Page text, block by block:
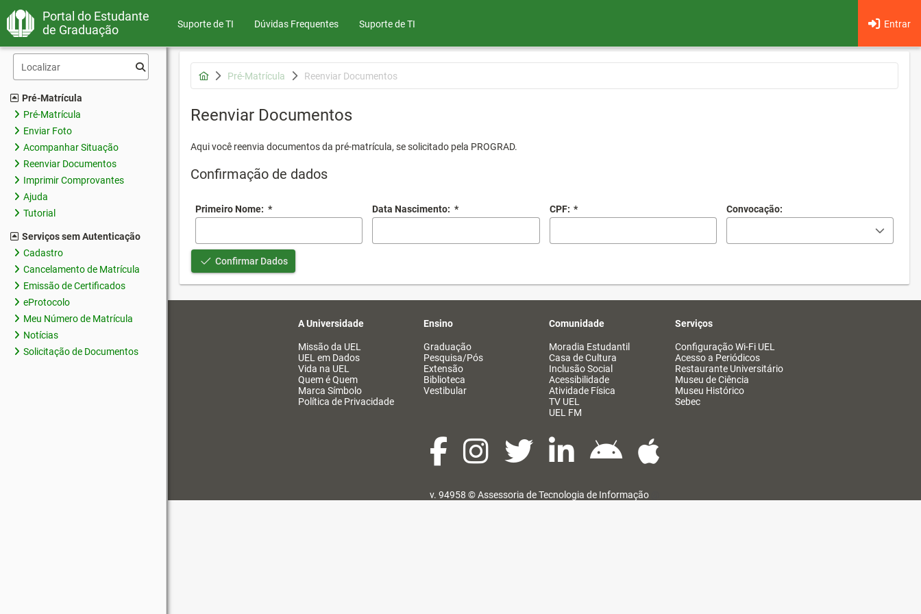
Portal do Estudante
de Graduação
Suporte de TI Dúvidas Frequentes Entrar
Suporte de TI
Pré-Matrícula
Pré-Matrícula
Enviar Foto
Acompanhar Situação
Reenviar Documentos
Imprimir Comprovantes
Ajuda
Tutorial
Serviços sem Autenticação
Cadastro
Cancelamento de Matrícula
Emissão de Certificados
eProtocolo
Meu Número de Matrícula
Notícias
Solicitação de Documentos
Pré-Matrícula Reenviar Documentos
Reenviar Documentos
Aqui você reenvia documentos da pré-matrícula, se solicitado pela PROGRAD.
Confirmação de dados
Primeiro Nome: * Data Nascimento: * CPF: * Convocação:
Confirmar Dados
A Universidade
Missão da UEL
UEL em Dados
Vida na UEL
Quem é Quem
Marca Símbolo
Política de Privacidade
Ensino
Graduação
Pesquisa/Pós
Extensão
Biblioteca
Vestibular
Comunidade
Moradia Estudantil
Casa de Cultura
Inclusão Social
Acessibilidade
Atividade Física
TV UEL
UEL FM
Serviços
Configuração Wi-Fi UEL
Acesso a Periódicos
Restaurante Universitário
Museu de Ciência
Museu Histórico
Sebec
v. 94958 ©Assessoria de Tecnologia de Informação